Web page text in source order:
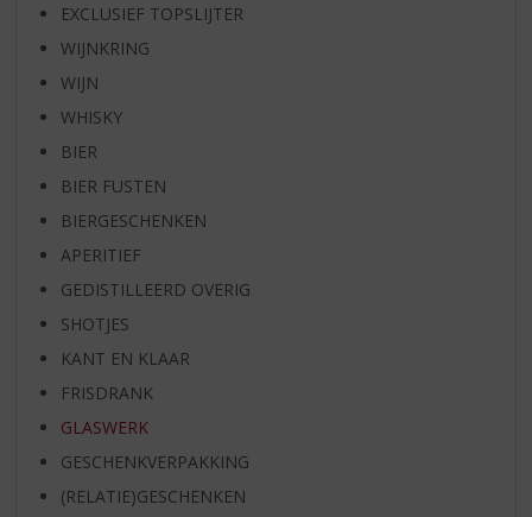
EXCLUSIEF TOPSLIJTER
WIJNKRING
WIJN
WHISKY
BIER
BIER FUSTEN
BIERGESCHENKEN
APERITIEF
GEDISTILLEERD OVERIG
SHOTJES
KANT EN KLAAR
FRISDRANK
GLASWERK
GESCHENKVERPAKKING
(RELATIE)GESCHENKEN